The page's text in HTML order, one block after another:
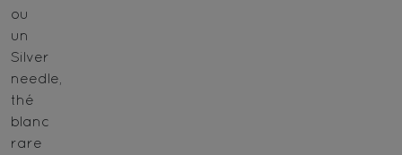
ou
un
Silver
needle,
thé
blanc
rare